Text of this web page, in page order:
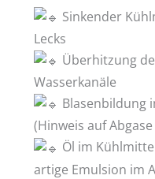
Sinkender
Lecks
Überhitzung
Wasserkanäle
Blasenbildung
(Hinweis auf
Öl im
artige Emulsion im